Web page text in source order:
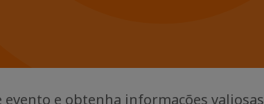
evento e obtenha informações